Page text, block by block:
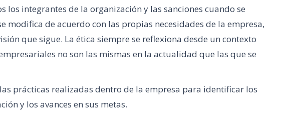
los integrantes de la organización y las sanciones cuando se
modifica de acuerdo con las propias necesidades de la empresa,
que sigue. La ética siempre se reflexiona desde un contexto
no son las mismas en la actualidad que las que se
prácticas realizadas dentro de la empresa para identificar los
y los avances en sus metas.